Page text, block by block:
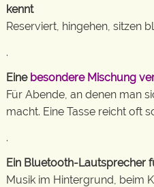
kennt
Reserviert, hingehen, sitzen
.
Eine besondere Mischung
Für Abende, an denen man
macht. Eine Tasse reicht oft
.
Ein Bluetooth-Lautsprecher
Musik im Hintergrund, beim